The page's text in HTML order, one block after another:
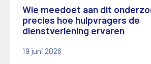
Wie meedoet aan dit
precies hoe hulpvragers de
dienstverlening ervaren
19 juni 2026